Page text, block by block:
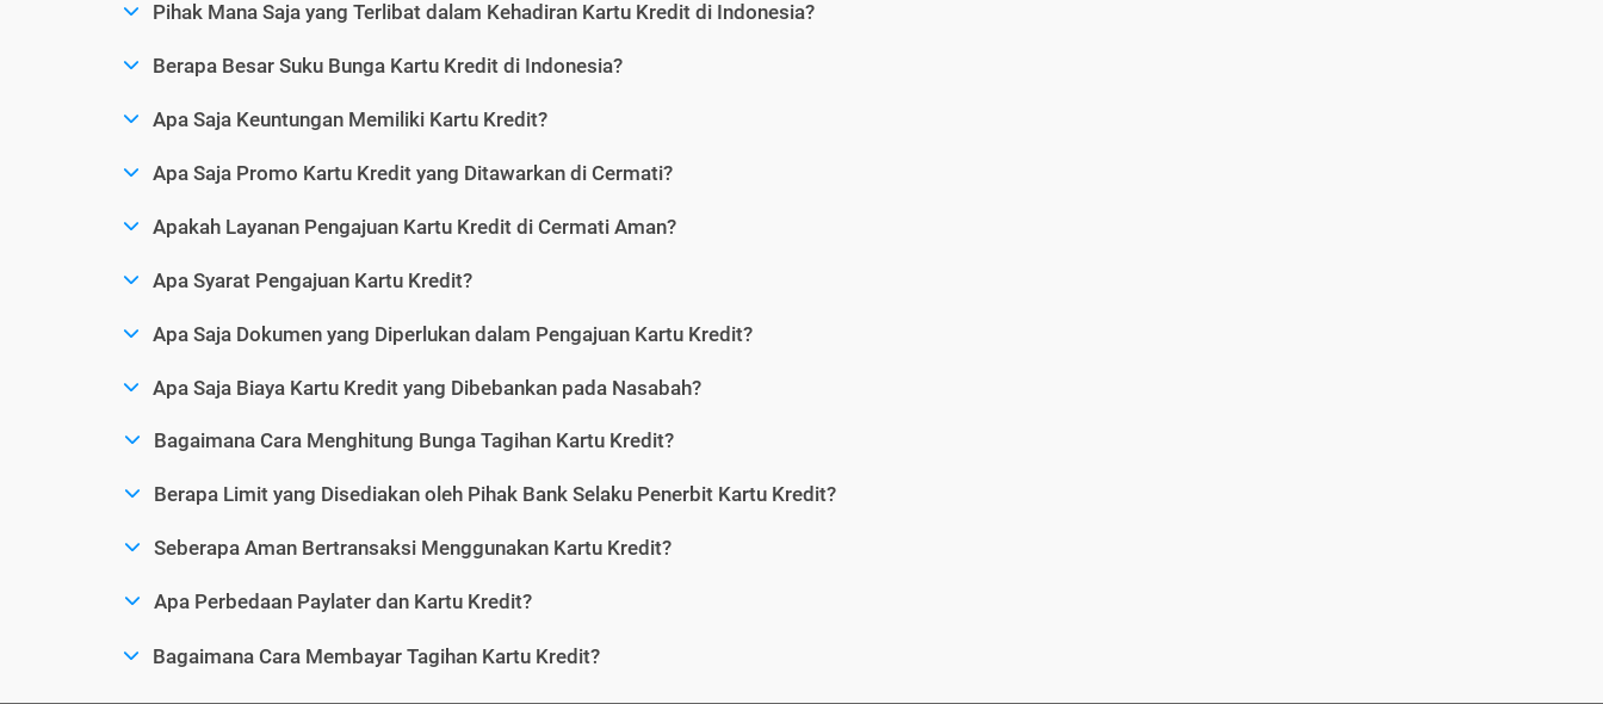
Pihak Mana Saja yang Terlibat dalam Kehadiran Kartu Kredit di Indonesia?
Berapa Besar Suku Bunga Kartu Kredit di Indonesia?
Apa Saja Keuntungan Memiliki Kartu Kredit?
Apa Saja Promo Kartu Kredit yang Ditawarkan di Cermati?
Apakah Layanan Pengajuan Kartu Kredit di Cermati Aman?
Apa Syarat Pengajuan Kartu Kredit?
Apa Saja Dokumen yang Diperlukan dalam Pengajuan Kartu Kredit?
Apa Saja Biaya Kartu Kredit yang Dibebankan pada Nasabah?
Bagaimana Cara Menghitung Bunga Tagihan Kartu Kredit?
Berapa Limit yang Disediakan oleh Pihak Bank Selaku Penerbit Kartu Kredit?
Seberapa Aman Bertransaksi Menggunakan Kartu Kredit?
Apa Perbedaan Paylater dan Kartu Kredit?
Bagaimana Cara Membayar Tagihan Kartu Kredit?